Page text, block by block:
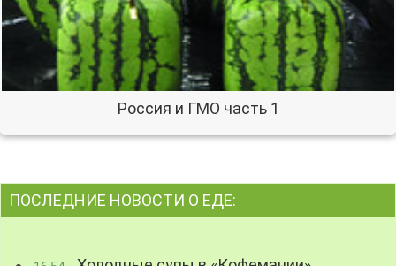
Россия и ГМО часть 1
ПОСЛЕДНИЕ НОВОСТИ О ЕДЕ: